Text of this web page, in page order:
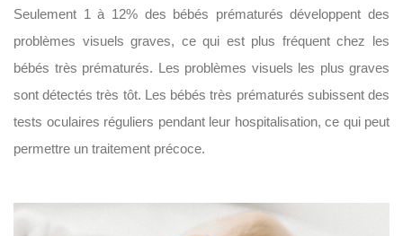
Seulement 1 à 12% des bébés prématurés développent des
problèmes visuels graves, ce qui est plus fréquent chez les
bébés très prématurés. Les problèmes visuels les plus graves
sont détectés très tôt. Les bébés très prématurés subissent des
tests oculaires réguliers pendant leur hospitalisation, ce qui peut
permettre un traitement précoce.